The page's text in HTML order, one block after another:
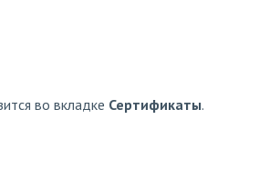
во вкладке Сертификаты.